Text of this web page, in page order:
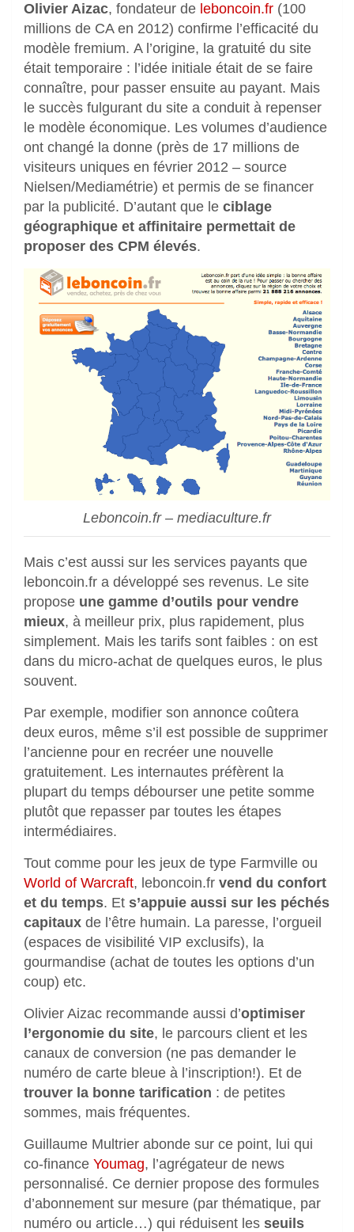
Olivier Aizac, fondateur de leboncoin.fr (100
millions de CA en 2012) confirme l’efficacité du
modèle fremium. A l’origine, la gratuité du site
était temporaire : l’idée initiale était de se faire
connaître, pour passer ensuite au payant. Mais
le succès fulgurant du site a conduit à repenser
le modèle économique. Les volumes d’audience
ont changé la donne (près de 17 millions de
visiteurs uniques en février 2012 – source
Nielsen/Mediamétrie) et permis de se financer
par la publicité. D’autant que le ciblage
géographique et affinitaire permettait de
proposer des CPM élevés.
Leboncoin.fr – mediaculture.fr
Mais c’est aussi sur les services payants que
leboncoin.fr a développé ses revenus. Le site
propose une gamme d’outils pour vendre
mieux, à meilleur prix, plus rapidement, plus
simplement. Mais les tarifs sont faibles : on est
dans du micro-achat de quelques euros, le plus
souvent.
Par exemple, modifier son annonce coûtera
deux euros, même s’il est possible de supprimer
l’ancienne pour en recréer une nouvelle
gratuitement. Les internautes préfèrent la
plupart du temps débourser une petite somme
plutôt que repasser par toutes les étapes
intermédiaires.
Tout comme pour les jeux de type Farmville ou
World of Warcraft, leboncoin.fr vend du confort
et du temps. Et s’appuie aussi sur les péchés
capitaux de l’être humain. La paresse, l’orgueil
(espaces de visibilité VIP exclusifs), la
gourmandise (achat de toutes les options d’un
coup) etc.
Olivier Aizac recommande aussi d’optimiser
l’ergonomie du site, le parcours client et les
canaux de conversion (ne pas demander le
numéro de carte bleue à l’inscription!). Et de
trouver la bonne tarification : de petites
sommes, mais fréquentes.
Guillaume Multrier abonde sur ce point, lui qui
co-finance Youmag, l’agrégateur de news
personnalisé. Ce dernier propose des formules
d’abonnement sur mesure (par thématique, par
numéro ou article…) qui réduisent les seuils